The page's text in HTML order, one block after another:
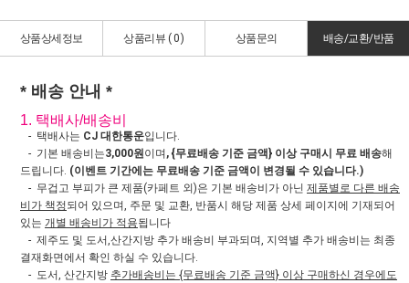
상품상세정보 상품리뷰 ( 0) 상품문의 배송/교환/반품
* 배송 안내 *
1. 택배사/배송비
- 택배사는 CJ 대한통운입니다.
- 기본 배송비는3,000원이며 , {무료배송 기준 금액} 이상 구매시 무료 배송해
드립니다. (이벤트 기간에는 무료배송 기준 금액이 변경될 수 있습니다.)
- 무겁고 부피가 큰 제품(카페트 외)은 기본 배송비가 아닌 제품별로 다른 배송
비가 책정되어 있으며, 주문 및 교환, 반품시 해당 제품 상세 페이지에 기재되어
있는 개별 배송비가 적용됩니다
- 제주도 및 도서,산간지방 추가 배송비 부과되며, 지역별 추가 배송비는 최종
결재화면에서 확인 하실 수 있습니다.
- 도서, 산간지방 추가배송비는 {무료배송 기준 금액} 이상 구매하신 경우에도